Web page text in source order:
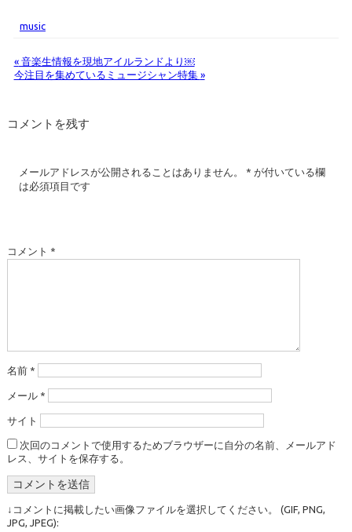
music
«音楽生情報を現地アイルランドより￼
今注目を集めているミュージシャン特集 »
コメントを残す
メールアドレスが公開されることはありません。 * が付いている欄
は必須項目です
コメント *
名前 *
メール *
サイト
次回のコメントで使用するためブラウザーに自分の名前、メールアド
レス、サイトを保存する。
↓コメントに掲載したい画像ファイルを選択してください。 (GIF, PNG,
JPG, JPEG):